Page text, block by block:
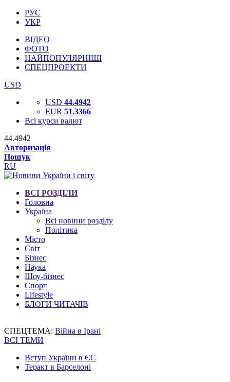
РУС
УКР
ВІДЕО
ФОТО
НАЙПОПУЛЯРНІШІ
СПЕЦПРОЕКТИ
USD
USD 44.4942
EUR 51.3366
Всі курси валют
44.4942
Авторизація
Пошук
RU
ВСІ РОЗДІЛИ
Головна
Україна
Всі новини розділу
Політика
Місто
Світ
Бізнес
Наука
Шоу-бізнес
Спорт
Lifestyle
БЛОГИ ЧИТАЧІВ
СПЕЦТЕМА: Війна в Ірані
ВСІ ТЕМИ
Вступ України в ЄС
Теракт в Барселоні